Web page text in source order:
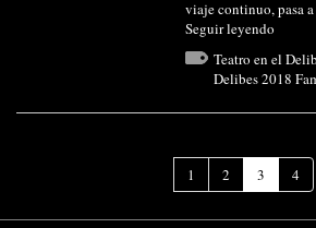
viaje continuo, pasa
Seguir leyendo
Teatro en el
Delibes 2018
1 2 3 (Página
actual)
4